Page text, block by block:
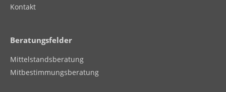
Kontakt
Beratungsfelder
Mittelstandsberatung
Mitbestimmungsberatung